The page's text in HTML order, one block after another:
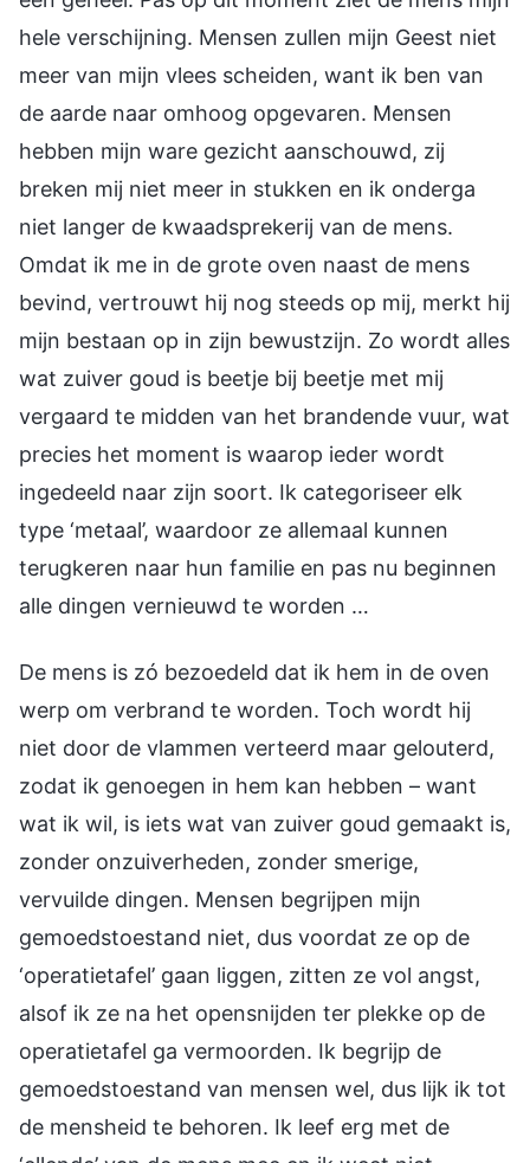
hele verschijning. Mensen zullen mijn Geest niet
meer van mijn vlees scheiden, want ik ben van
de aarde naar omhoog opgevaren. Mensen
hebben mijn ware gezicht aanschouwd, zij
breken mij niet meer in stukken en ik onderga
niet langer de kwaadsprekerij van de mens.
Omdat ik me in de grote oven naast de mens
bevind, vertrouwt hij nog steeds op mij, merkt hij
mijn bestaan op in zijn bewustzijn. Zo wordt alles
wat zuiver goud is beetje bij beetje met mij
vergaard te midden van het brandende vuur, wat
precies het moment is waarop ieder wordt
ingedeeld naar zijn soort. Ik categoriseer elk
type ‘metaal’, waardoor ze allemaal kunnen
terugkeren naar hun familie en pas nu beginnen
alle dingen vernieuwd te worden …
De mens is zó bezoedeld dat ik hem in de oven
werp om verbrand te worden. Toch wordt hij
niet door de vlammen verteerd maar gelouterd,
zodat ik genoegen in hem kan hebben – want
wat ik wil, is iets wat van zuiver goud gemaakt is,
zonder onzuiverheden, zonder smerige,
vervuilde dingen. Mensen begrijpen mijn
gemoedstoestand niet, dus voordat ze op de
‘operatietafel’ gaan liggen, zitten ze vol angst,
alsof ik ze na het opensnijden ter plekke op de
operatietafel ga vermoorden. Ik begrijp de
gemoedstoestand van mensen wel, dus lijk ik tot
de mensheid te behoren. Ik leef erg met de